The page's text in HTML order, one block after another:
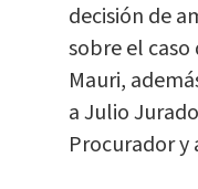
decisión de
sobre el
Mauri,
a Julio
Procurador y